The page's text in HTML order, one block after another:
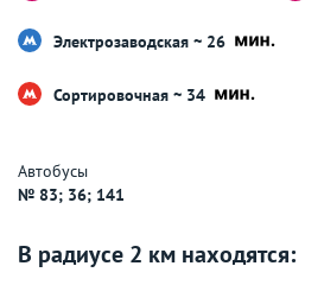
Электрозаводская ~ 26
Сортировочная ~ 34
Автобусы
№ 83; 36; 141
В радиусе 2 км находятся: